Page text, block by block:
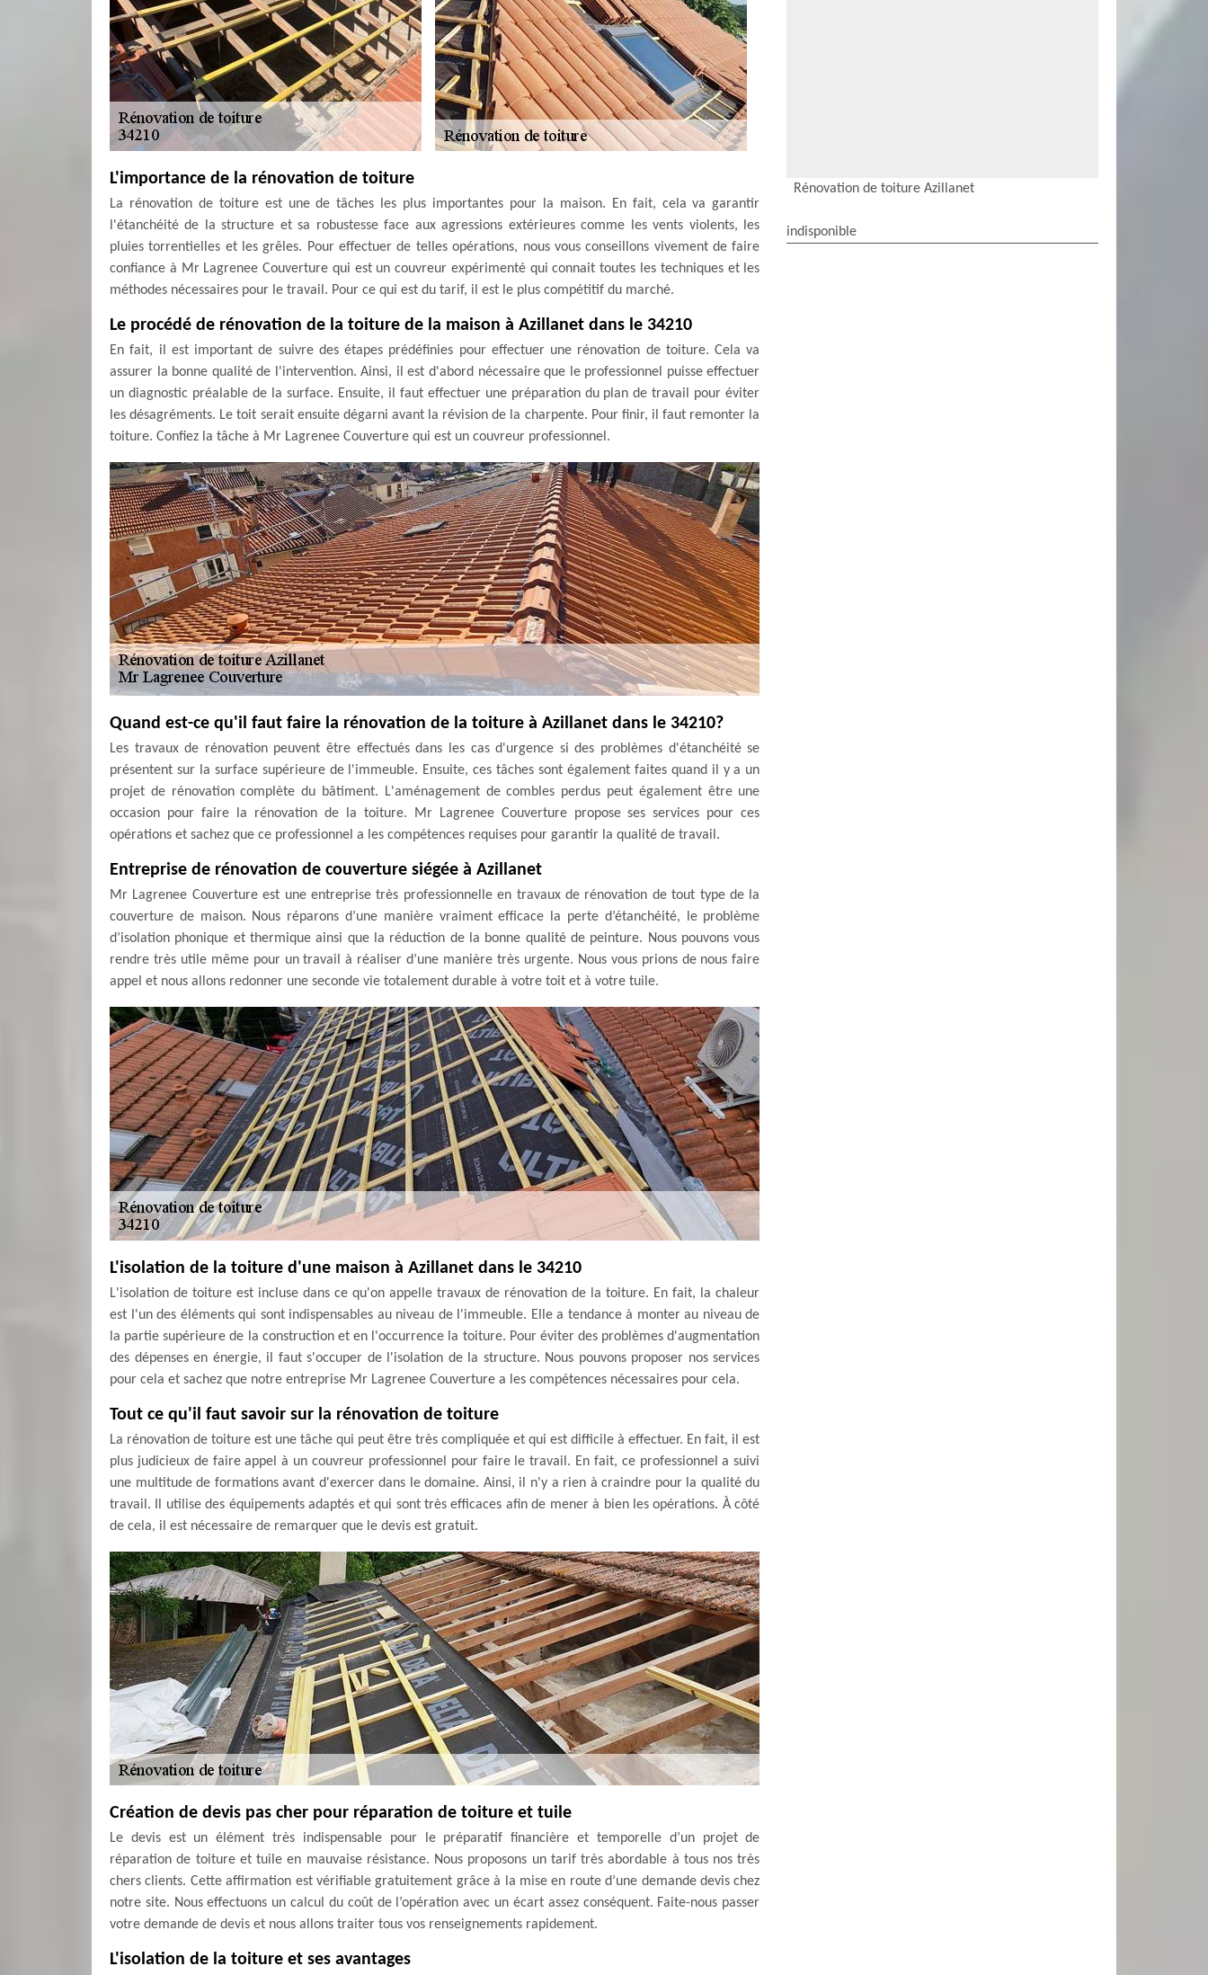
L'importance de la rénovation de toiture
La rénovation de toiture est une de tâches les plus importantes pour la maison. En fait, cela va garantir
l'étanchéité de la structure et sa robustesse face aux agressions extérieures comme les vents violents, les
pluies torrentielles et les grêles. Pour effectuer de telles opérations, nous vous conseillons vivement de faire
confiance à Mr Lagrenee Couverture qui est un couvreur expérimenté qui connait toutes les techniques et les
méthodes nécessaires pour le travail. Pour ce qui est du tarif, il est le plus compétitif du marché.
Le procédé de rénovation de la toiture de la maison à Azillanet dans le 34210
En fait, il est important de suivre des étapes prédéfinies pour effectuer une rénovation de toiture. Cela va
assurer la bonne qualité de l'intervention. Ainsi, il est d'abord nécessaire que le professionnel puisse effectuer
un diagnostic préalable de la surface. Ensuite, il faut effectuer une préparation du plan de travail pour éviter
les désagréments. Le toit serait ensuite dégarni avant la révision de la charpente. Pour finir, il faut remonter la
toiture. Confiez la tâche à Mr Lagrenee Couverture qui est un couvreur professionnel.
Quand est-ce qu'il faut faire la rénovation de la toiture à Azillanet dans le 34210?
Les travaux de rénovation peuvent être effectués dans les cas d'urgence si des problèmes d'étanchéité se
présentent sur la surface supérieure de l'immeuble. Ensuite, ces tâches sont également faites quand il y a un
projet de rénovation complète du bâtiment. L'aménagement de combles perdus peut également être une
occasion pour faire la rénovation de la toiture. Mr Lagrenee Couverture propose ses services pour ces
opérations et sachez que ce professionnel a les compétences requises pour garantir la qualité de travail.
Entreprise de rénovation de couverture siégée à Azillanet
Mr Lagrenee Couverture est une entreprise très professionnelle en travaux de rénovation de tout type de la
couverture de maison. Nous réparons d’une manière vraiment efficace la perte d’étanchéité, le problème
d’isolation phonique et thermique ainsi que la réduction de la bonne qualité de peinture. Nous pouvons vous
rendre très utile même pour un travail à réaliser d’une manière très urgente. Nous vous prions de nous faire
appel et nous allons redonner une seconde vie totalement durable à votre toit et à votre tuile.
L'isolation de la toiture d'une maison à Azillanet dans le 34210
L'isolation de toiture est incluse dans ce qu'on appelle travaux de rénovation de la toiture. En fait, la chaleur
est l'un des éléments qui sont indispensables au niveau de l'immeuble. Elle a tendance à monter au niveau de
la partie supérieure de la construction et en l'occurrence la toiture. Pour éviter des problèmes d'augmentation
des dépenses en énergie, il faut s'occuper de l'isolation de la structure. Nous pouvons proposer nos services
pour cela et sachez que notre entreprise Mr Lagrenee Couverture a les compétences nécessaires pour cela.
Tout ce qu'il faut savoir sur la rénovation de toiture
La rénovation de toiture est une tâche qui peut être très compliquée et qui est difficile à effectuer. En fait, il est
plus judicieux de faire appel à un couvreur professionnel pour faire le travail. En fait, ce professionnel a suivi
une multitude de formations avant d'exercer dans le domaine. Ainsi, il n'y a rien à craindre pour la qualité du
travail. Il utilise des équipements adaptés et qui sont très efficaces afin de mener à bien les opérations. À côté
de cela, il est nécessaire de remarquer que le devis est gratuit.
Création de devis pas cher pour réparation de toiture et tuile
Le devis est un élément très indispensable pour le préparatif financière et temporelle d’un projet de
réparation de toiture et tuile en mauvaise résistance. Nous proposons un tarif très abordable à tous nos très
chers clients. Cette affirmation est vérifiable gratuitement grâce à la mise en route d’une demande devis chez
notre site. Nous effectuons un calcul du coût de l’opération avec un écart assez conséquent. Faite-nous passer
votre demande de devis et nous allons traiter tous vos renseignements rapidement.
L'isolation de la toiture et ses avantages
Rénovation de toiture Azillanet
indisponible